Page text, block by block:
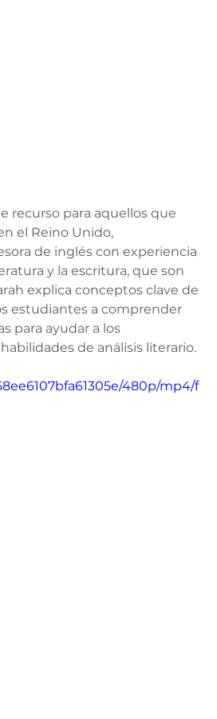
recurso para aquellos que
el Reino Unido,
de inglés con experiencia
y la escritura, que son
explica conceptos clave de
estudiantes a comprender
para ayudar a los
de análisis literario.
480p/mp4/f